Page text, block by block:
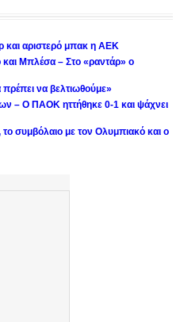
και αριστερό μπακ η ΑΕΚ
και Μπλέσα – Στο «ραντάρ» ο
πρέπει να βελτιωθούμε»
– Ο ΠΑΟΚ ηττήθηκε 0-1 και ψάχνει
συμβόλαιο με τον Ολυμπιακό και ο